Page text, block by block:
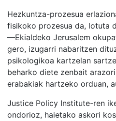
Hezkuntza-prozesua
fisikoko prozesua da, lotuta
—Ekialdeko Jerusalem
gero, izugarri nabaritzen
psikologikoa kartzelan
beharko diete zenbait
erabakiak hartzeko orduan,
Justice Policy Institute-ren
ondorioz, haietako askori